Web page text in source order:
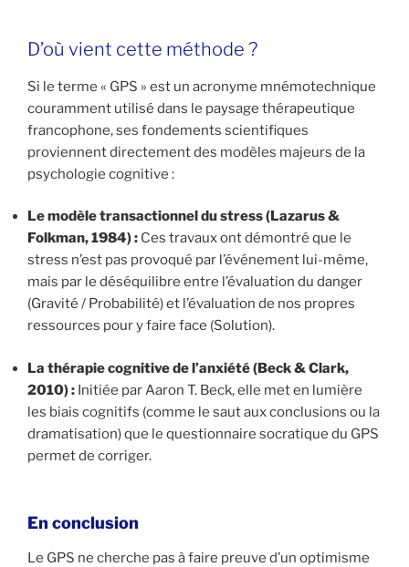
D’où vient cette méthode ?
Si le terme « GPS » est un acronyme mnémotechnique
couramment utilisé dans le paysage thérapeutique
francophone, ses fondements scientifiques
proviennent directement des modèles majeurs de la
psychologie cognitive :
Le modèle transactionnel du stress (Lazarus &
Folkman, 1984) : Ces travaux ont démontré que le
stress n’est pas provoqué par l’événement lui-même,
mais par le déséquilibre entre l’évaluation du danger
(Gravité / Probabilité) et l’évaluation de nos propres
ressources pour y faire face (Solution).
La thérapie cognitive de l’anxiété (Beck & Clark,
2010) : Initiée par Aaron T. Beck, elle met en lumière
les biais cognitifs (comme le saut aux conclusions ou la
dramatisation) que le questionnaire socratique du GPS
permet de corriger.
En conclusion
Le GPS ne cherche pas à faire preuve d’un optimisme